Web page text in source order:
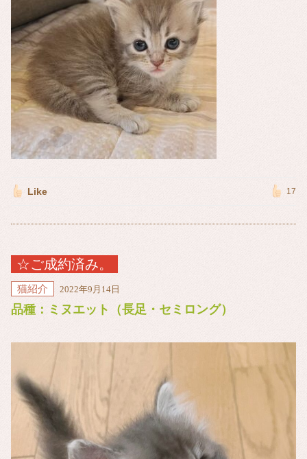
Like 17
☆ご成約済み。
猫紹介 2022年9月14日
品種：ミヌエット（長足・セミロング）